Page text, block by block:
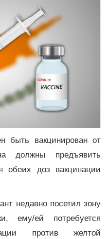
быть вакцинирован от
должны предъявить
обеих доз вакцинации
недавно посетил зону
ему/ей потребуется
против желтой